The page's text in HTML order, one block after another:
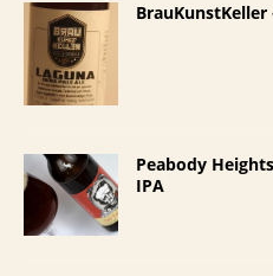
BrauKunstKeller
Peabody
IPA